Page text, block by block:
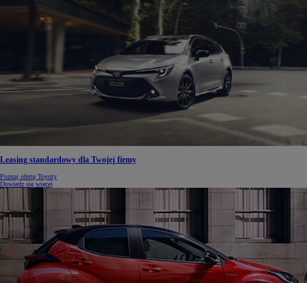
Leasing standardowy dla Twojej firmy
Poznaj ofertę Toyoty
Dowiedz się więcej